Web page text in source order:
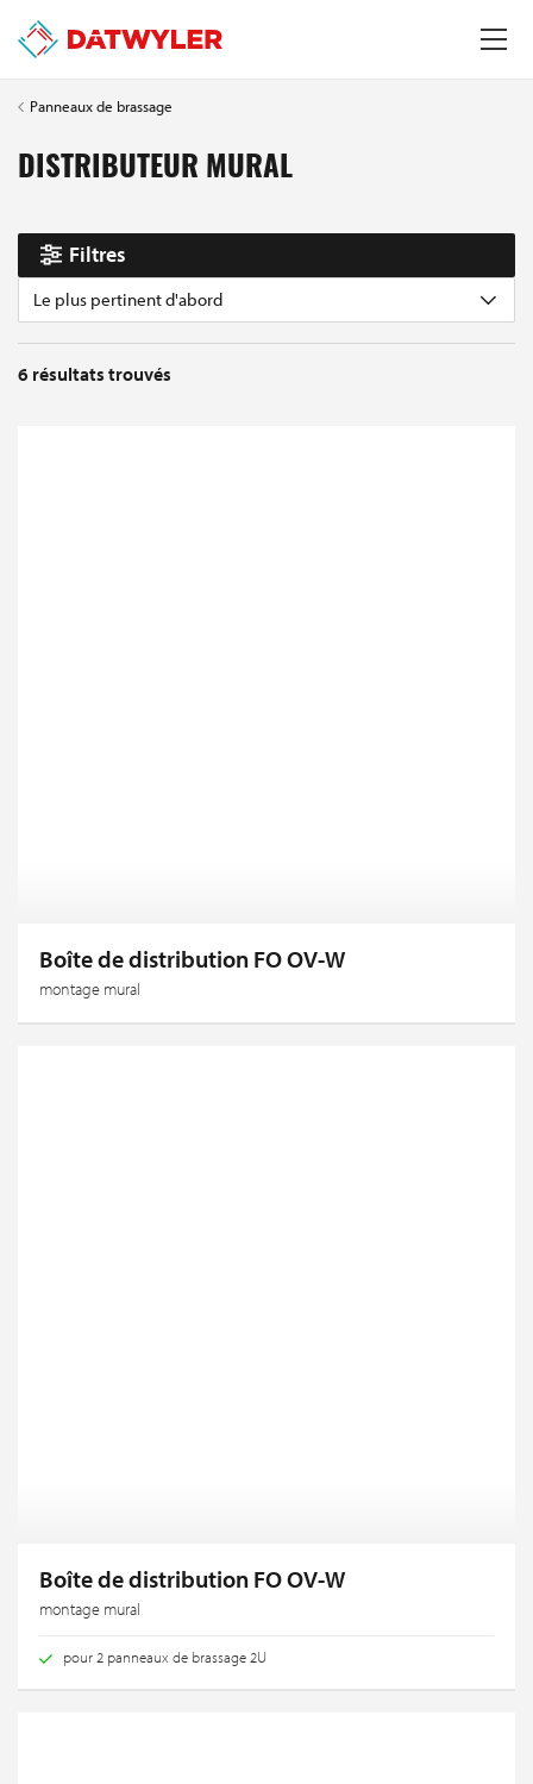
Panneaux de brassage
DISTRIBUTEUR MURAL
Filtres
Le plus pertinent d'abord
6 résultats trouvés
Boîte de distribution FO OV-W
montage mural
Boîte de distribution FO OV-W
montage mural
pour 2 panneaux de brassage 2U